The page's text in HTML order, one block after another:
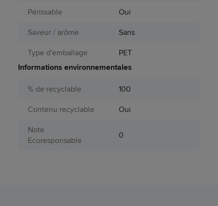
Périssable
Oui
Saveur / arôme
Sans
Type d'emballage
PET
Informations environnementales
% de recyclable
100
Contenu recyclable
Oui
Note
Ecoresponsable
0